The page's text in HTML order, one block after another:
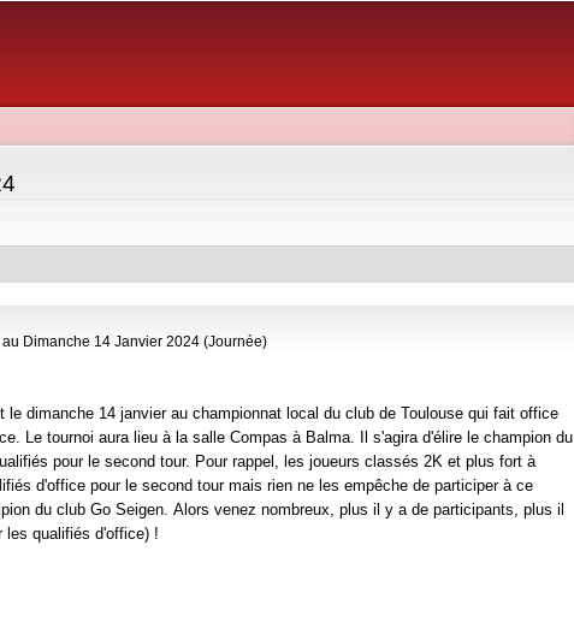
au Dimanche 14 Janvier 2024 (Journée)
dimanche 14 janvier au championnat local du club de Toulouse qui fait office
Le tournoi aura lieu à la salle Compas à Balma. Il s'agira d'élire le champion du
pour le second tour. Pour rappel, les joueurs classés 2K et plus fort à
d'office pour le second tour mais rien ne les empêche de participer à ce
du club Go Seigen. Alors venez nombreux,plus il y a de participants, plus il
les qualifiés d'office) !